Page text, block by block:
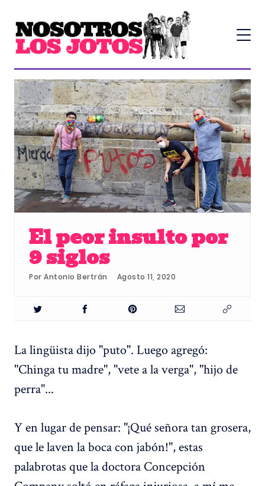
El peor insulto por
9 siglos
Por Antonio Bertrán Agosto 11, 2020
La lingüista dijo "puto". Luego agregó:
"Chinga tu madre", "vete a la verga", "hijo de
perra"...
Y en lugar de pensar: "¡Qué señora tan grosera,
que le laven la boca con jabón!", estas
palabrotas que la doctora Concepción